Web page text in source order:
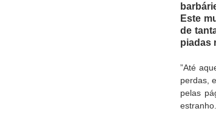
Este
de
piadas
”Até
perdas,
pelas